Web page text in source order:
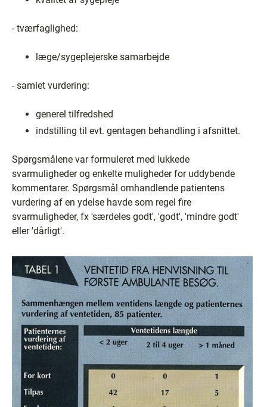
- tværfaglighed:
læge/sygeplejerske samarbejde
- samlet vurdering:
generel tilfredshed
indstilling til evt. gentagen behandling i afsnittet.
Spørgsmålene var formuleret med lukkede
svarmuligheder og enkelte muligheder for uddybende
kommentarer. Spørgsmål omhandlende patientens
vurdering af en ydelse havde som regel fire
svarmuligheder, fx 'særdeles godt', 'godt', 'mindre godt'
eller 'dårligt'.